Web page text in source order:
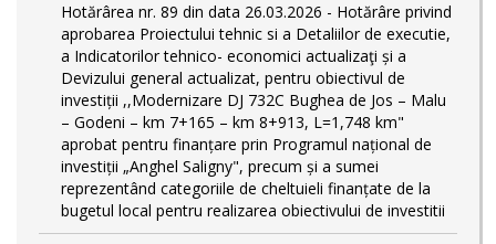
Hotărârea nr. 89 din data 26.03.2026 - Hotărâre privind
aprobarea Proiectului tehnic si a Detaliilor de executie,
a Indicatorilor tehnico- economici actualizaţi și a
Devizului general actualizat, pentru obiectivul de
investiții ,,Modernizare DJ 732C Bughea de Jos – Malu
– Godeni – km 7+165 – km 8+913, L=1,748 km"
aprobat pentru finanțare prin Programul național de
investiții „Anghel Saligny", precum și a sumei
reprezentând categoriile de cheltuieli finanțate de la
bugetul local pentru realizarea obiectivului de investitii